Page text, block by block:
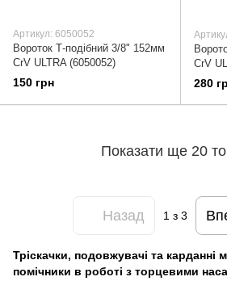
Артикул: 6050052
Вороток Т-подібний 3/8" 152мм
CrV ULTRA (6050052)
150 грн
CrV
280
Показати ще 20
Назад 1з 3
Тріскачки, подовжувачі та карданні
помічники в роботі з торцевими